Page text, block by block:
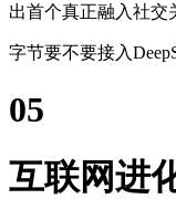
出首个真正融入社交
字节要不要接入
05
互联网进